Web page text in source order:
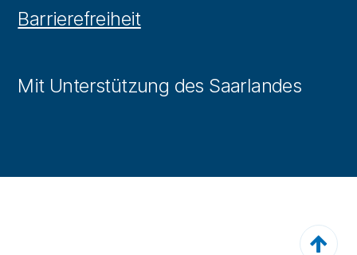
Barrierefreiheit
Mit Unterstützung des Saarlandes
